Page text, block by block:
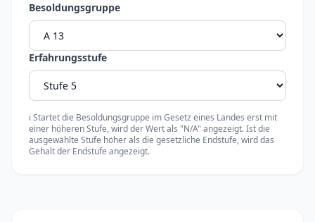
Besoldungsgruppe
Erfahrungsstufe
ℹ️ Startet die Besoldungsgruppe im Gesetz eines Landes erst mit
einer höheren Stufe, wird der Wert als "N/A" angezeigt. Ist die
ausgewählte Stufe höher als die gesetzliche Endstufe, wird das
Gehalt der Endstufe angezeigt.